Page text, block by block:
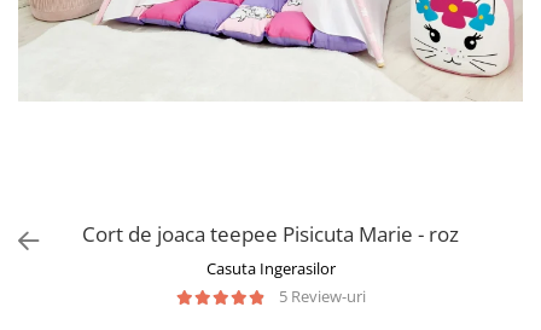
Cort de joaca teepee Pisicuta Marie - roz
Casuta Ingerasilor
5 Review-uri